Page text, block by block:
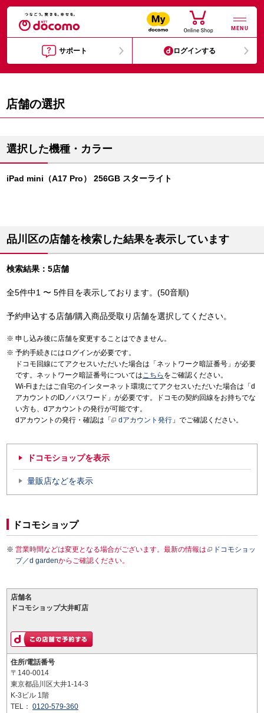
MENU
サポート ログインする
店舗の選択
選択した機種・カラー
iPad mini（A17 Pro） 256GB スターライト
品川区の店舗を検索した結果を表示しています
検索結果：5店舗
全5件中1 〜 5件目を表示しております。(50音順)
予約申込する店舗/購入商品受取り店舗を選択してください。
申し込み後に店舗を変更することはできません。
予約手続きにはログインが必要です。
ドコモ回線にてアクセスいただいた場合は「ネットワーク暗証番号」が必要
です。ネットワーク暗証番号についてはこちら をご確認ください。
Wi-Fiまたはご自宅のインターネット環境にてアクセスいただいた場合は「d
アカウントのID／パスワード」が必要です。ドコモの契約回線をお持ちでな
い方も、dアカウントの発行が可能です。
dアカウントの発行・確認は「
dアカウント発行 」でご確認ください。
ドコモショップを表示
量販店などを表示
ドコモショップ
営業時間などは変更となる場合がございます。最新の情報は
ドコモショッ
プ／d gardenからご確認ください。
店舗名
ドコモショップ大井町店
住所/電話番号
〒140-0014
東京都品川区大井1-14-3
K-3ビル 1階
TEL： 0120-579-360